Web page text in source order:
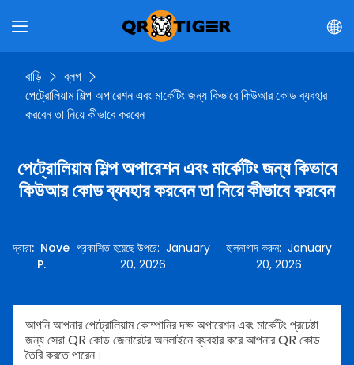
বাড়ি
ব্লগ
পেট্রোলিয়াম শিল্প অপারেশন এবং মার্কেটিং জন্য কিভাবে কিউআর কোড ব্যবহার
করবেন তা নিয়ে কীভাবে করবেন
পেট্রোলিয়াম শিল্প অপারেশন এবং মার্কেটিং জন্য কিভাবে
কিউআর কোড ব্যবহার করবেন তা নিয়ে কীভাবে করবেন
দ্বারা: Nove
P.
প্রকাশিত হয়েছে উপরে: January
20, 2026
হালনাগাদ করুন:January
20, 2026
আপনি আপনার পেট্রোলিয়াম কোম্পানির দক্ষ অপারেশন এবং মার্কেটিং প্রচেষ্টা
জন্য সেরা QR কোড জেনারেটর অনলাইনে ব্যবহার করে আপনার QR কোড
তৈরি করতে পারেন।